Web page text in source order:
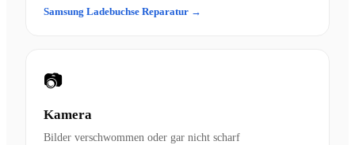
Samsung Ladebuchse Reparatur →
📷
Kamera
Bilder verschwommen oder gar nicht scharf